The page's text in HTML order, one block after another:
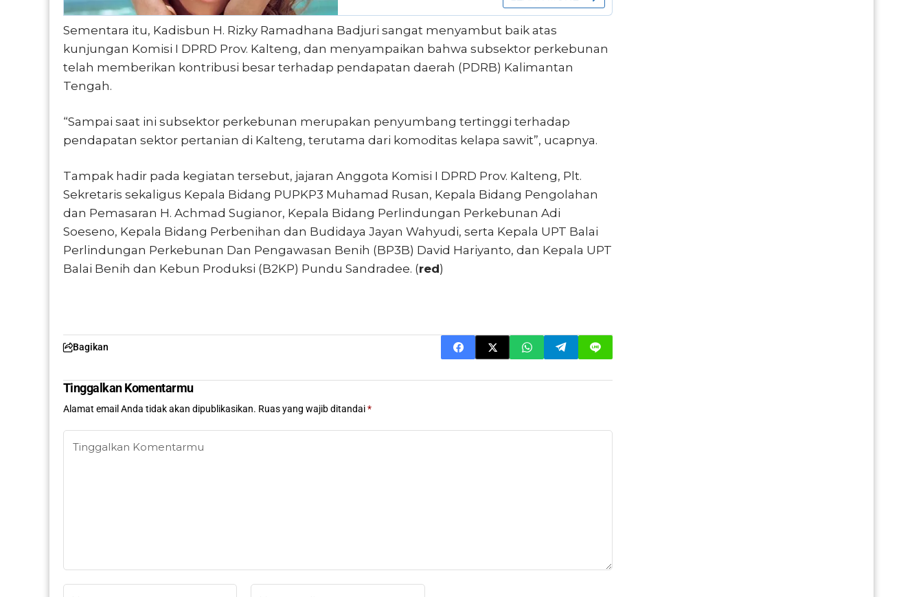
Sementara itu, Kadisbun H. Rizky Ramadhana Badjuri sangat menyambut baik atas
kunjungan Komisi I DPRD Prov. Kalteng, dan menyampaikan bahwa subsektor perkebunan
telah memberikan kontribusi besar terhadap pendapatan daerah (PDRB) Kalimantan
Tengah.
“Sampai saat ini subsektor perkebunan merupakan penyumbang tertinggi terhadap
pendapatan sektor pertanian di Kalteng, terutama dari komoditas kelapa sawit”, ucapnya.
Tampak hadir pada kegiatan tersebut, jajaran Anggota Komisi I DPRD Prov. Kalteng, Plt.
Sekretaris sekaligus Kepala Bidang PUPKP3 Muhamad Rusan, Kepala Bidang Pengolahan
dan Pemasaran H. Achmad Sugianor, Kepala Bidang Perlindungan Perkebunan Adi
Soeseno, Kepala Bidang Perbenihan dan Budidaya Jayan Wahyudi, serta Kepala UPT Balai
Perlindungan Perkebunan Dan Pengawasan Benih (BP3B) David Hariyanto, dan Kepala UPT
Balai Benih dan Kebun Produksi (B2KP) Pundu Sandradee. (red)
Bagikan
Tinggalkan Komentarmu
Alamat email Anda tidak akan dipublikasikan. Ruas yang wajib ditandai*